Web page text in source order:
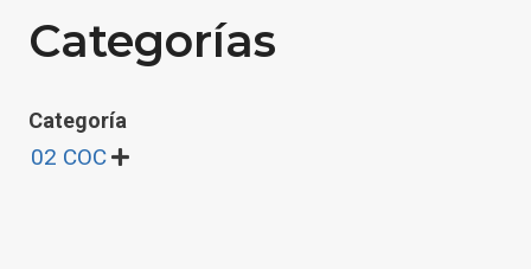
Categorías
Categoría
02 COC 